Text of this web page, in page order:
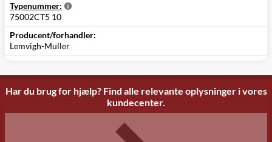
Typenummer:
75002CT5 10
Producent/forhandler:
Lemvigh-Muller
Har du brug for hjælp? Find alle relevante oplysninger i vores
kundecenter.